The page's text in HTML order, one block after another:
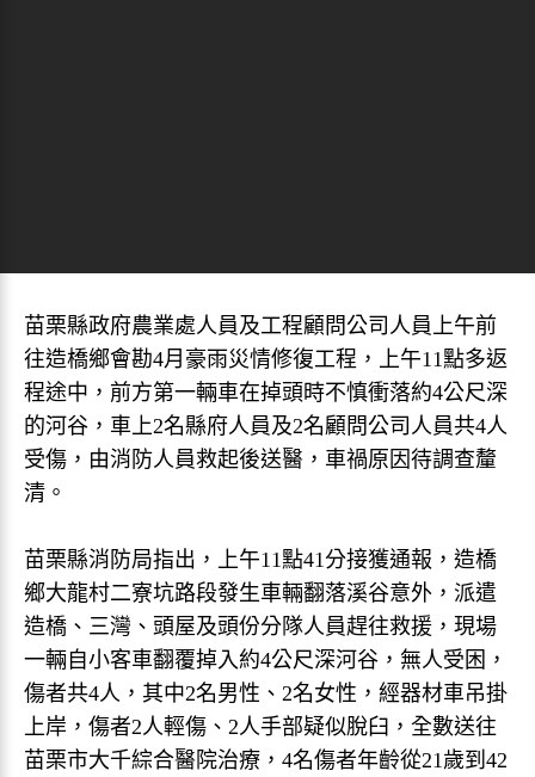
苗栗縣政府農業處人員及工程顧問公司人員上午前
往造橋鄉會勘4月豪雨災情修復工程，上午11點多返
程途中，前方第一輛車在掉頭時不慎衝落約4公尺深
的河谷，車上2名縣府人員及2名顧問公司人員共4人
受傷，由消防人員救起後送醫，車禍原因待調查釐
清。
苗栗縣消防局指出，上午11點41分接獲通報，造橋
鄉大龍村二寮坑路段發生車輛翻落溪谷意外，派遣
造橋、三灣、頭屋及頭份分隊人員趕往救援，現場
一輛自小客車翻覆掉入約4公尺深河谷，無人受困，
傷者共4人，其中2名男性、2名女性，經器材車吊掛
上岸，傷者2人輕傷、2人手部疑似脫臼，全數送往
苗栗市大千綜合醫院治療，4名傷者年齡從21歲到42